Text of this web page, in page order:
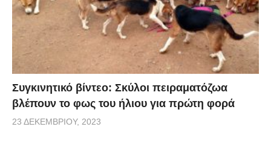
Συγκινητικό βίντεο: Σκύλοι πειραματόζωα
βλέπουν το φως του ήλιου για πρώτη φορά
23 ΔΕΚΕΜΒΡΊΟΥ, 2023